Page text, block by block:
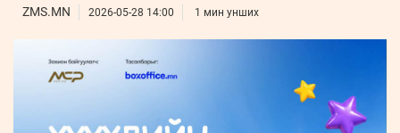
Бүртгүүлэх
Бизнес
forum
ФОТО
ТӨВ
ZUUNII
ZMS.MN 2026-05-28 14:00 1 мин унших